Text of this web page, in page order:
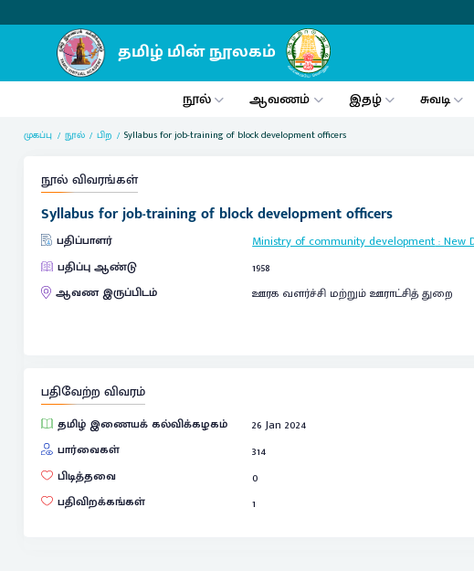
நூல் ஆவணம் இதழ் சுவடி
முகப்பு நூல் பிற Syllabus for job-training of block development officers
நூல் விவரங்கள்
Syllabus for job-training of block development officers
பதிப்பாளர் Ministry of community development:New
பதிப்பு ஆண்டு
1958
ஆவண இருப்பிடம்
ஊரக வளர்ச்சி மற்றும் ஊராட்சித் துறை
பதிவேற்ற விவரம்
தமிழ் இணையக் கல்விக்கழகம்
26 Jan 2024
பார்வைகள்
314
பிடித்தவை
0
பதிவிறக்கங்கள்
1